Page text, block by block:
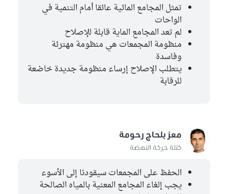
تمثل المجامع المائية عائقا أمام التنمية في
الواحات
لم تعد المجامع الماية قابلة للإصلاح
منظومة المجمعات هي منظومة مهترئة
وفاسدة
يتطلب الإصلاح إرساء منظومة جديدة خاضعة
للرقابة
معز بلحاج رحومة
كتلة حركة النهضة
الحفظ على المجمعات سيقودنا إلى الأسوء
يجب إلغاء المجامع المعنية بالمياه الصالحة